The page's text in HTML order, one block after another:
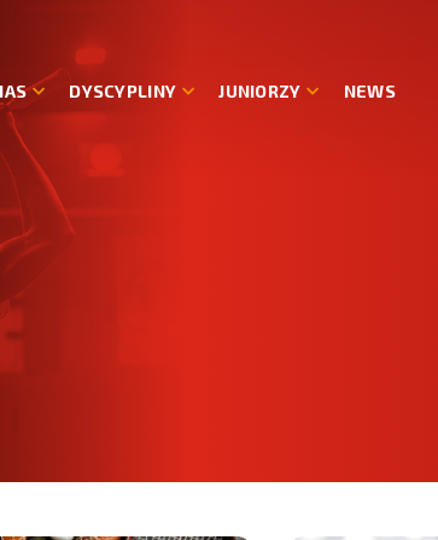
DYSCYPLINY JUNIORZY NEWS